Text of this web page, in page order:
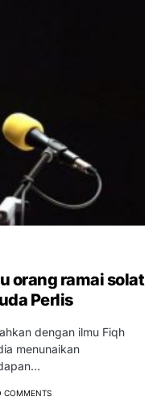
orang ramai solat
Perlis
dengan ilmu Fiqh
menunaikan
COMMENTS